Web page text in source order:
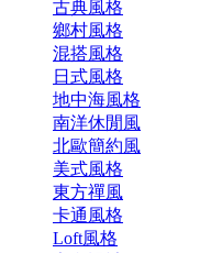
古典風格
鄉村風格
混搭風格
日式風格
地中海風格
南洋休閒風
北歐簡約風
美式風格
東方禪風
卡通風格
Loft風格